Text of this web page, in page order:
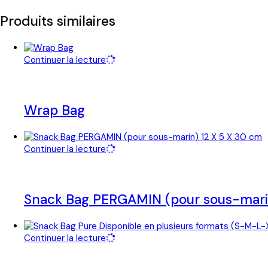
Produits similaires
Continuer la lecture
Wrap Bag
Continuer la lecture
Snack Bag PERGAMIN (pour sous-
Continuer la lecture